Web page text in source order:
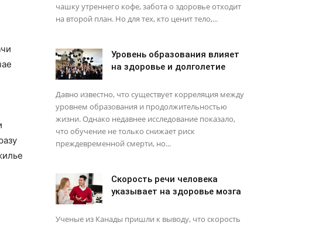
чашку утреннего кофе, забота о здоровье отходит
на второй план. Но для тех, кто ценит тело,...
Уровень образования влияет
на здоровье и долголетие
Давно известно, что существует корреляция между
уровнем образования и продолжительностью
жизни. Однако недавнее исследование показало,
что обучение не только снижает риск
преждевременной смерти, но...
Скорость речи человека
указывает на здоровье мозга
Ученые из Канады пришли к выводу, что скорость